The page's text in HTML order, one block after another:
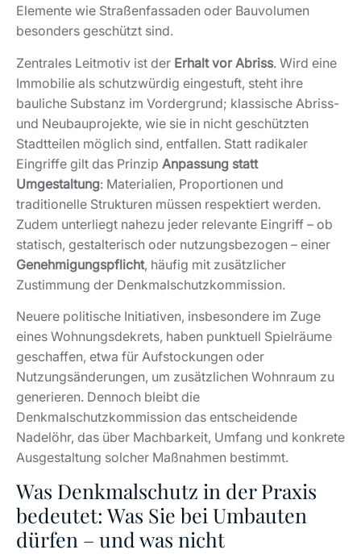
Elemente wie Straßenfassaden oder Bauvolumen
besonders geschützt sind.
Zentrales Leitmotiv ist der Erhalt vor Abriss. Wird eine
Immobilie als schutzwürdig eingestuft, steht ihre
bauliche Substanz im Vordergrund; klassische Abriss-
und Neubauprojekte, wie sie in nicht geschützten
Stadtteilen möglich sind, entfallen. Statt radikaler
Eingriffe gilt das Prinzip Anpassung statt
Umgestaltung: Materialien, Proportionen und
traditionelle Strukturen müssen respektiert werden.
Zudem unterliegt nahezu jeder relevante Eingriff – ob
statisch, gestalterisch oder nutzungsbezogen – einer
Genehmigungspflicht, häufig mit zusätzlicher
Zustimmung der Denkmalschutzkommission.
Neuere politische Initiativen, insbesondere im Zuge
eines Wohnungsdekrets, haben punktuell Spielräume
geschaffen, etwa für Aufstockungen oder
Nutzungsänderungen, um zusätzlichen Wohnraum zu
generieren. Dennoch bleibt die
Denkmalschutzkommission das entscheidende
Nadelöhr, das über Machbarkeit, Umfang und konkrete
Ausgestaltung solcher Maßnahmen bestimmt.
Was Denkmalschutz in der Praxis
bedeutet: Was Sie bei Umbauten
dürfen – und was nicht